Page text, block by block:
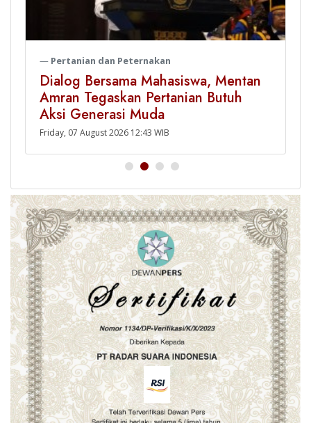
Pertanian dan Peternakan
Dialog Bersama Mahasiswa, Mentan
Amran Tegaskan Pertanian Butuh
Aksi Generasi Muda
Friday, 07 August 2026 12:43 WIB